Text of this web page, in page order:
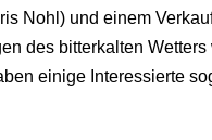
Nohl) und einem
des bitterkalten
einige Interessierte